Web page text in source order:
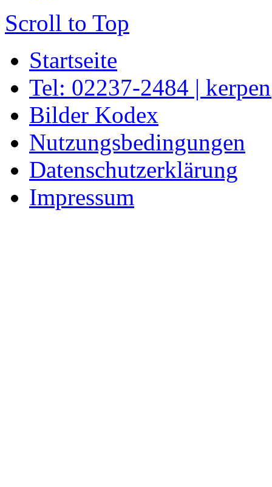
Scroll to Top
Startseite
Tel: 02237-2484 |
Bilder Kodex
Nutzungsbedingungen
Datenschutzerklärung
Impressum